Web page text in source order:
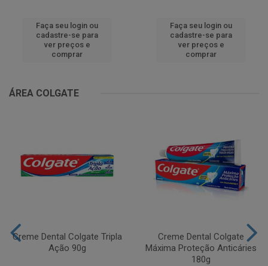
Faça seu login ou
cadastre-se para
ver preços e
comprar
Faça seu login ou
cadastre-se para
ver preços e
comprar
ÁREA COLGATE
Creme Dental Colgate Tripla
Ação 90g
Creme Dental Colgate
Máxima Proteção Anticáries
180g